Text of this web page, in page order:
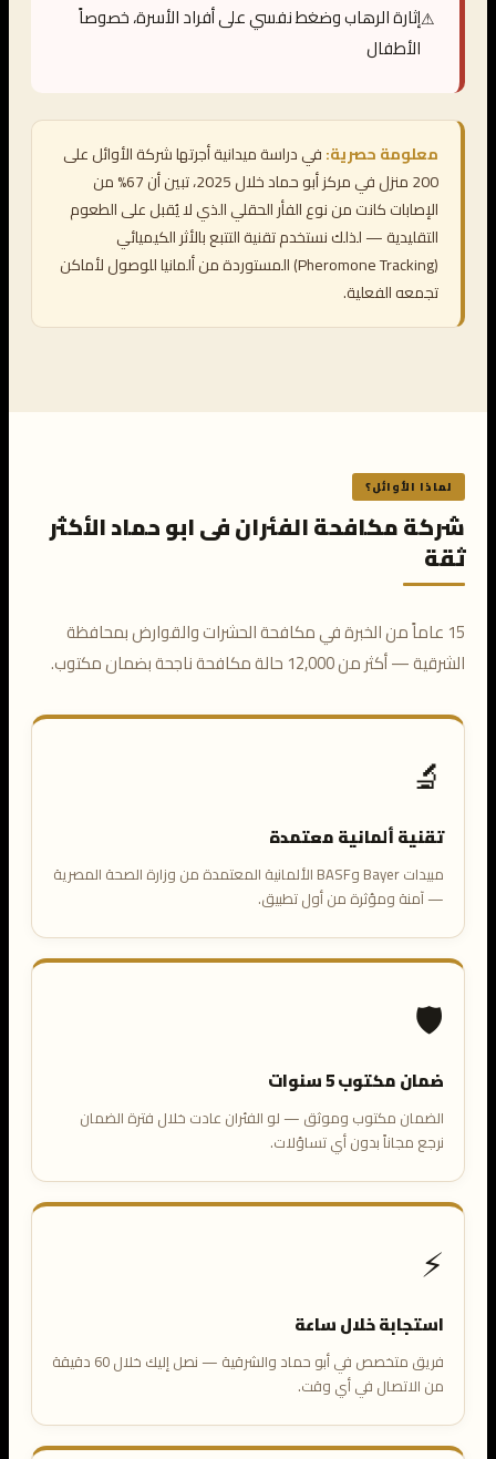
إثارة الرهاب وضغط نفسي على أفراد الأسرة، خصوصاً
الأطفال
معلومة حصرية:في دراسة ميدانية أجرتها شركة الأوائل على
200 منزل في مركز أبو حماد خلال 2025، تبين أن 67% من
الإصابات كانت من نوع الفأر الحقلي الذي لا يُقبل على الطعوم
التقليدية — لذلك نستخدم تقنية التتبع بالأثر الكيميائي
(Pheromone Tracking) المستوردة من ألمانيا للوصول لأماكن
تجمعه الفعلية.
لماذا الأوائل؟
شركة مكافحة الفئران فى ابو حماد الأكثر
ثقة
15 عاماً من الخبرة في مكافحة الحشرات والقوارض بمحافظة
الشرقية — أكثر من 12,000 حالة مكافحة ناجحة بضمان مكتوب.
🔬
تقنية ألمانية معتمدة
مبيدات Bayer وBASF الألمانية المعتمدة من وزارة الصحة المصرية
— آمنة ومؤثرة من أول تطبيق.
🛡️
ضمان مكتوب 5 سنوات
الضمان مكتوب وموثق — لو الفئران عادت خلال فترة الضمان
نرجع مجاناً بدون أي تساؤلات.
⚡
استجابة خلال ساعة
فريق متخصص في أبو حماد والشرقية — نصل إليك خلال 60 دقيقة
من الاتصال في أي وقت.